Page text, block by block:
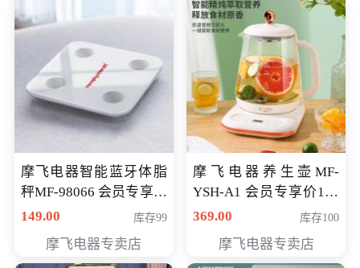
摩飞电器智能蓝牙体脂
秤MF-98066 会员专享价
98元
149.00 库存99
摩飞电器专卖店
摩飞电器养生壶MF-
YSH-A1 会员专享价198
元
369.00 库存100
摩飞电器专卖店